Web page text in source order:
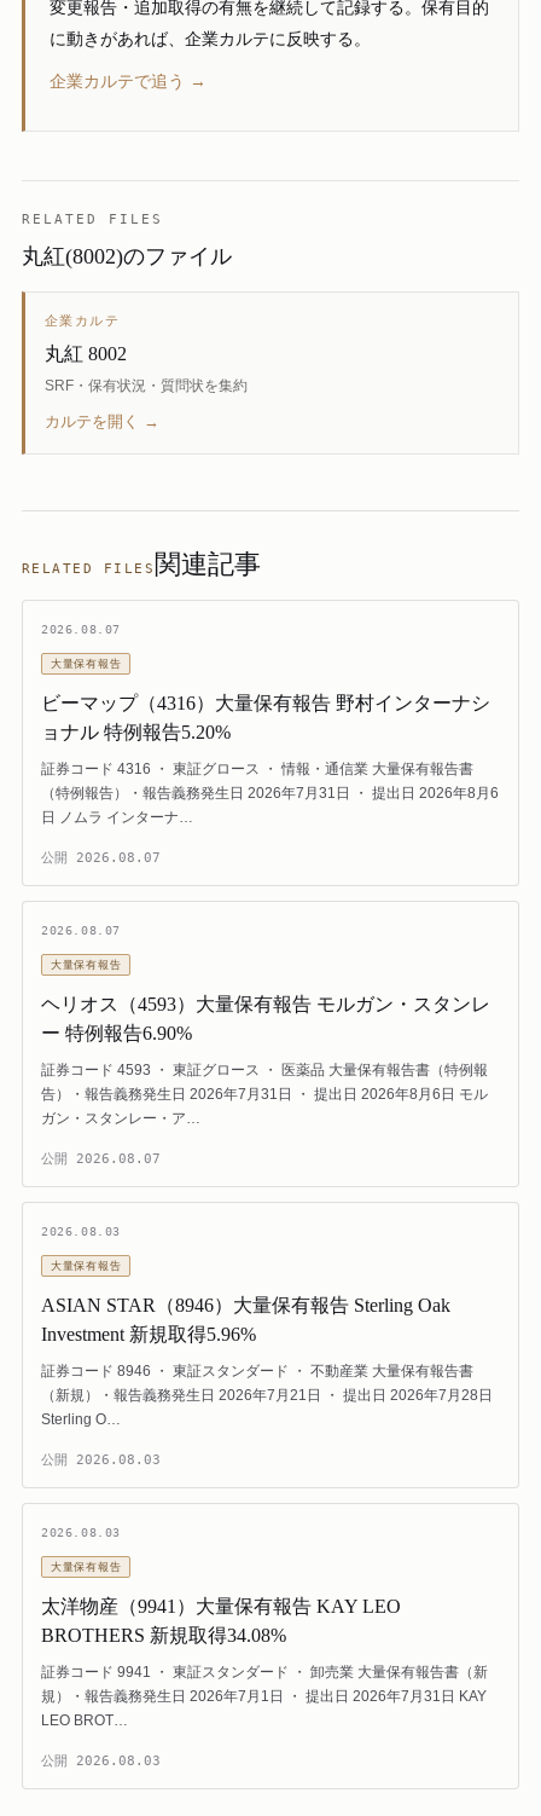
変更報告・追加取得の有無を継続して記録する。保有目的
に動きがあれば、企業カルテに反映する。
企業カルテで追う →
RELATED FILES
丸紅(8002)のファイル
企業カルテ
丸紅 8002
SRF・保有状況・質問状を集約
カルテを開く →
RELATED FILES 関連記事
2026.08.07
大量保有報告
ビーマップ（4316）大量保有報告 野村インターナシ
ョナル 特例報告5.20%
証券コード 4316 ・ 東証グロース ・ 情報・通信業 大量保有報告書
（特例報告）・報告義務発生日 2026年7月31日 ・ 提出日 2026年8月6
日 ノムラ インターナ…
公開 2026.08.07
2026.08.07
大量保有報告
ヘリオス（4593）大量保有報告 モルガン・スタンレ
ー 特例報告6.90%
証券コード 4593 ・ 東証グロース ・ 医薬品 大量保有報告書（特例報
告）・報告義務発生日 2026年7月31日 ・ 提出日 2026年8月6日 モル
ガン・スタンレー・ア…
公開 2026.08.07
2026.08.03
大量保有報告
ASIAN STAR（8946）大量保有報告 Sterling Oak
Investment 新規取得5.96%
証券コード 8946 ・ 東証スタンダード ・ 不動産業 大量保有報告書
（新規）・報告義務発生日 2026年7月21日 ・ 提出日 2026年7月28日
Sterling O…
公開 2026.08.03
2026.08.03
大量保有報告
太洋物産（9941）大量保有報告 KAY LEO
BROTHERS 新規取得34.08%
証券コード 9941 ・ 東証スタンダード ・ 卸売業 大量保有報告書（新
規）・報告義務発生日 2026年7月1日 ・ 提出日 2026年7月31日 KAY
LEO BROT…
公開 2026.08.03